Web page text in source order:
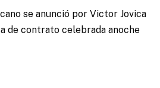
se anunció por Victor Jovica
de contrato celebrada anoche